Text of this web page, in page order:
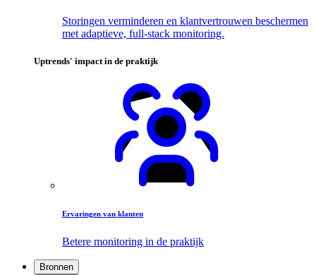
Storingen verminderen en klantvertrouwen beschermen
met adaptieve, full-stack monitoring.
Uptrends' impact in de praktijk
Ervaringen van klanten
Betere monitoring in de praktijk
Bronnen